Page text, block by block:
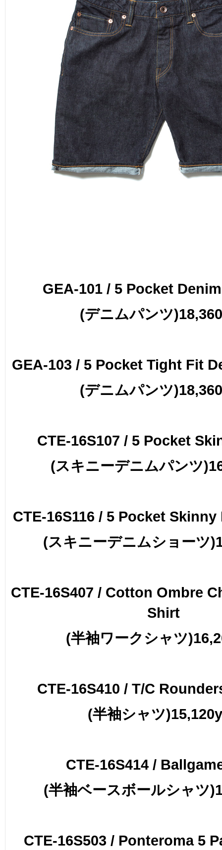
GEA-101 / 5 Pocket
(デニムパンツ
GEA-103 / 5 Pocket Tight Fit
(デニムパンツ
CTE-16S107 / 5 Pocket
(スキニーデニムパンツ
CTE-16S116 / 5 Pocket
(スキニーデニムショーツ
CTE-16S407 / Cotton Ombre
Shirt
(半袖ワークシャツ
CTE-16S410 / T/C
(半袖シャツ
CTE-16S414 /
(半袖ベースボールシャツ
CTE-16S503 / Ponteroma 5